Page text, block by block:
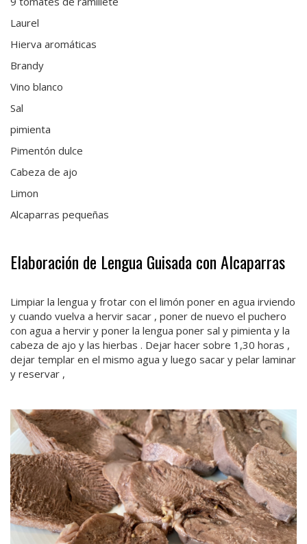
Laurel
Hierva aromáticas
Brandy
Vino blanco
Sal
pimienta
Pimentón dulce
Cabeza de ajo
Limon
Alcaparras pequeñas
Elaboración de Lengua Guisada con Alcaparras
Limpiar la lengua y frotar con el limón poner en agua irviendo
y cuando vuelva a hervir sacar , poner de nuevo el puchero
con agua a hervir y poner la lengua poner sal y pimienta y la
cabeza de ajo y las hierbas . Dejar hacer sobre 1,30 horas ,
dejar templar en el mismo agua y luego sacar y pelar laminar
y reservar ,